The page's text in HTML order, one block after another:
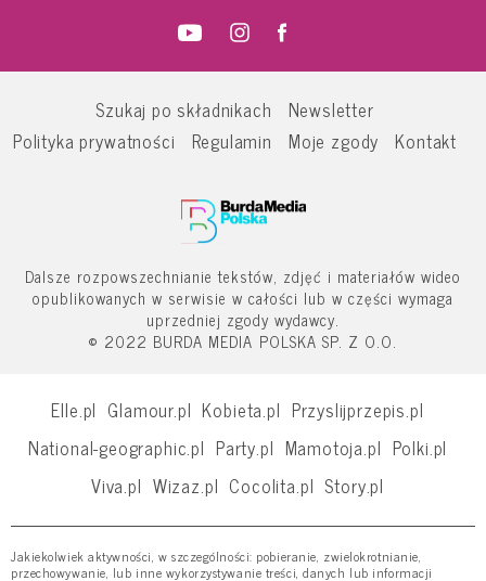
Szukaj po składnikach
Newsletter
Polityka prywatności
Regulamin Moje zgody Kontakt
Dalsze rozpowszechnianie tekstów, zdjęć i materiałów wideo
opublikowanych w serwisie w całości lub w części wymaga
uprzedniej zgody wydawcy.
© 2022 BURDA MEDIA POLSKA SP. Z O.O.
Elle.pl Glamour.pl Kobieta.pl Przyslijprzepis.pl
National-geographic.pl Party.pl Mamotoja.pl Polki.pl
Viva.pl Wizaz.pl Cocolita.pl Story.pl
Jakiekolwiek aktywności, w szczególności: pobieranie, zwielokrotnianie,
przechowywanie, lub inne wykorzystywanie treści, danych lub informacji